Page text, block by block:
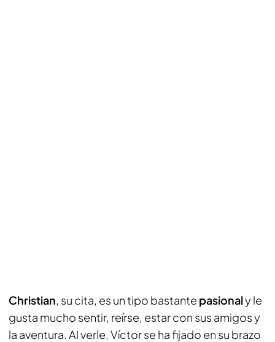
Christian, su cita, es un tipo bastante pasionaly le
gusta mucho sentir, reírse, estar con sus amigos y
la aventura. Al verle, Víctor se ha fijado en su brazo